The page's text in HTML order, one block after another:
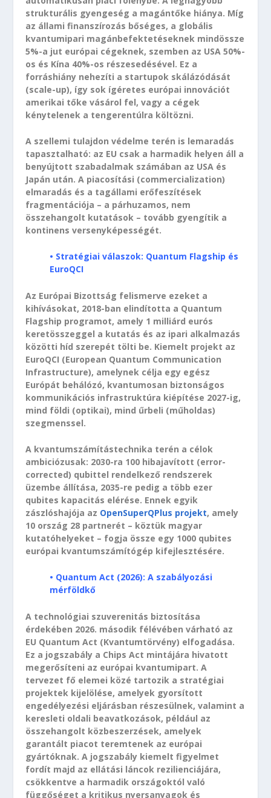
strukturális gyengeség a magántőke hiánya. Míg
az állami finanszírozás bőséges, a globális
kvantumipari magánbefektetéseknek mindössze
5%-a jut európai cégeknek, szemben az USA 50%-
os és Kína 40%-os részesedésével. Ez a
forráshiány nehezíti a startupok skálázódását
(scale-up), így sok ígéretes európai innovációt
amerikai tőke vásárol fel, vagy a cégek
kénytelenek a tengerentúlra költözni.
A szellemi tulajdon védelme terén is lemaradás
tapasztalható: az EU csak a harmadik helyen áll a
benyújtott szabadalmak számában az USA és
Japán után. A piacosítási (commercialization)
elmaradás és a tagállami erőfeszítések
fragmentációja – a párhuzamos, nem
összehangolt kutatások – tovább gyengítik a
kontinens versenyképességét.
• Stratégiai válaszok: Quantum Flagship és
EuroQCI
Az Európai Bizottság felismerve ezeket a
kihívásokat, 2018-ban elindította a Quantum
Flagship programot, amely 1 milliárd eurós
keretösszeggel a kutatás és az ipari alkalmazás
közötti híd szerepét tölti be. Kiemelt projekt az
EuroQCI (European Quantum Communication
Infrastructure), amelynek célja egy egész
Európát behálózó, kvantumosan biztonságos
kommunikációs infrastruktúra kiépítése 2027-ig,
mind földi (optikai), mind űrbeli (műholdas)
szegmenssel.
A kvantumszámítástechnika terén a célok
ambiciózusak: 2030-ra 100 hibajavított (error-
corrected) qubittel rendelkező rendszerek
üzembe állítása, 2035-re pedig a több ezer
qubites kapacitás elérése. Ennek egyik
zászlóshajója az OpenSuperQPlus projekt, amely
10 ország 28 partnerét – köztük magyar
kutatóhelyeket – fogja össze egy 1000 qubites
európai kvantumszámítógép kifejlesztésére.
• Quantum Act (2026): A szabályozási
mérföldkő
A technológiai szuverenitás biztosítása
érdekében 2026. második félévében várható az
EU Quantum Act (Kvantumtörvény) elfogadása.
Ez a jogszabály a Chips Act mintájára hivatott
megerősíteni az európai kvantumipart. A
tervezet fő elemei közé tartozik a stratégiai
projektek kijelölése, amelyek gyorsított
engedélyezési eljárásban részesülnek, valamint a
keresleti oldali beavatkozások, például az
összehangolt közbeszerzések, amelyek
garantált piacot teremtenek az európai
gyártóknak. A jogszabály kiemelt figyelmet
fordít majd az ellátási láncok rezilienciájára,
csökkentve a harmadik országoktól való
függőséget a kritikus nyersanyagok és